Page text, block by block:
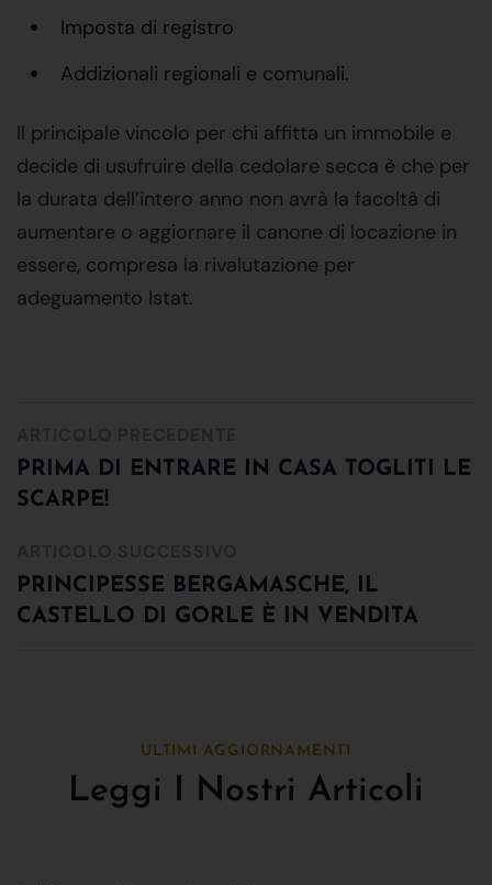
Imposta di registro
Addizionali regionali e comunali.
Il principale vincolo per chi affitta un immobile e
decide di usufruire della cedolare secca è che per
la durata dell’intero anno non avrà la facoltà di
aumentare o aggiornare il canone di locazione in
essere, compresa la rivalutazione per
adeguamento Istat.
PRIMA DI ENTRARE IN CASA TOGLITI LE
SCARPE!
PRINCIPESSE BERGAMASCHE, IL
CASTELLO DI GORLE È IN VENDITA
ULTIMI AGGIORNAMENTI
Leggi I Nostri Articoli